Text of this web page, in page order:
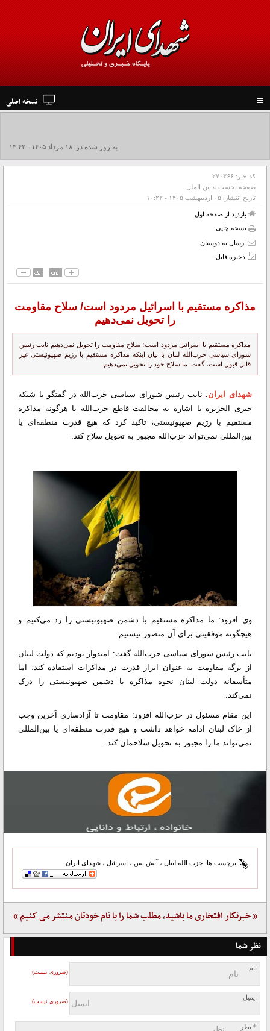
navigation
نسخه اصلی
به روز شده در: ۱۸ مرداد ۱۴۰۵ - ۱۴:۴۲
کد خبر: ۲۷۰۳۶۶
صفحه نخست » بین الملل
تاریخ انتشار: ۰۵ ارديبهشت ۱۴۰۵ - ۱۰:۲۲
بازدید از صفحه اول
نسخه چاپی
ارسال به دوستان
ذخیره فایل
مذاکره مستقیم با اسرائیل مردود است/ سلاح مقاومت
را تحویل نمی‌دهیم
مذاکره مستقیم با اسرائیل مردود است؛ سلاح مقاومت را تحویل نمی‌دهیم نایب رئیس
شورای سیاسی حزب‌الله لبنان با بیان اینکه مذاکره مستقیم با رژیم صهیونیستی غیر
قابل قبول است، گفت: ما سلاح خود را تحویل نمی‌دهیم.
شهدای ایران: نایب رئیس شورای سیاسی حزب‌الله در گفتگو با شبکه
خبری الجزیره با اشاره به مخالفت قاطع حزب‌الله با هرگونه مذاکره
مستقیم با رژیم صهیونیستی، تاکید کرد که هیچ قدرت منطقه‌ای یا
بین‌المللی نمی‌تواند حزب‌الله مجبور به تحویل سلاح کند.
وی افزود: ما مذاکره مستقیم با دشمن صهیونیستی را رد می‌کنیم و
هیچگونه موفقیتی برای آن متصور نیستیم.
نایب رئیس شورای سیاسی حزب‌الله گفت: امیدوار بودیم که دولت لبنان
از برگه مقاومت به عنوان ابزار قدرت در مذاکرات استفاده کند، اما
متأسفانه دولت لبنان نحوه مذاکره با دشمن صهیونیستی را درک
نمی‌کند.
این مقام مسئول در حزب‌الله افزود: مقاومت تا آزادسازی آخرین وجب
از خاک لبنان ادامه خواهد داشت و هیچ قدرت منطقه‌ای یا بین‌المللی
نمی‌تواند ما را مجبور به تحویل سلاحمان کند.
برچسب ها: حزب الله لبنان ، آتش یس ، اسرائیل ، شهدای ایران
« خبرنگار افتخاری ما باشید، مطلب شما را با نام خودتان منتشر می کنیم »
نظر شما
نام
(ضروری نیست)
ایمیل
(ضروری نیست)
* نظر